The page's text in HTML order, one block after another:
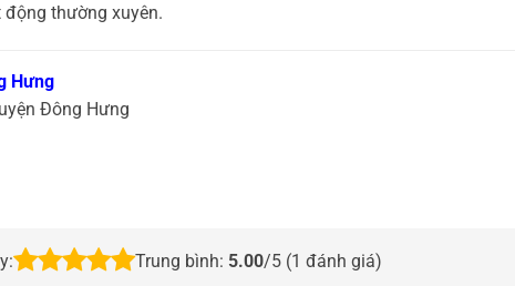
thường xuyên.
Hưng
Đông Hưng
Trung bình: 5.00/5 (1 đánh giá)